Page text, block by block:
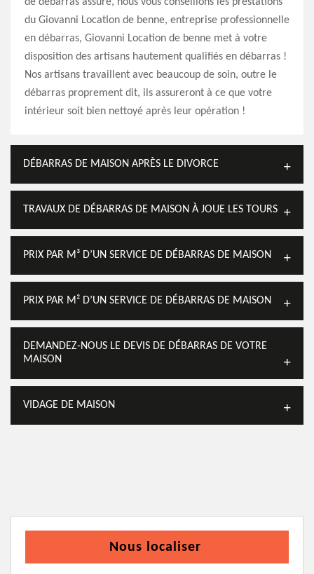
du Giovanni Location de benne, entreprise professionnelle
en débarras, Giovanni Location de benne met à votre
disposition des artisans hautement qualifiés en débarras !
Nos artisans travaillent avec beaucoup de soin, outre le
débarras proprement dit, ils assureront à ce que votre
intérieur soit bien nettoyé après leur opération !
DÉBARRAS DE MAISON APRÈS LE DIVORCE
TRAVAUX DE DÉBARRAS DE MAISON À JOUE LES TOURS
PRIX PAR M³ D’UN SERVICE DE DÉBARRAS DE MAISON
PRIX PAR M² D’UN SERVICE DE DÉBARRAS DE MAISON
DEMANDEZ-NOUS LE DEVIS DE DÉBARRAS DE VOTRE
MAISON
VIDAGE DE MAISON
Nous localiser